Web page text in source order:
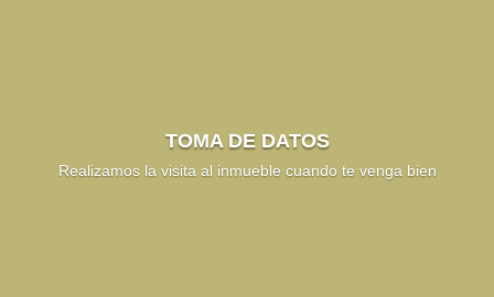
TOMA DE DATOS
Realizamos la visita al inmueble cuando te venga bien